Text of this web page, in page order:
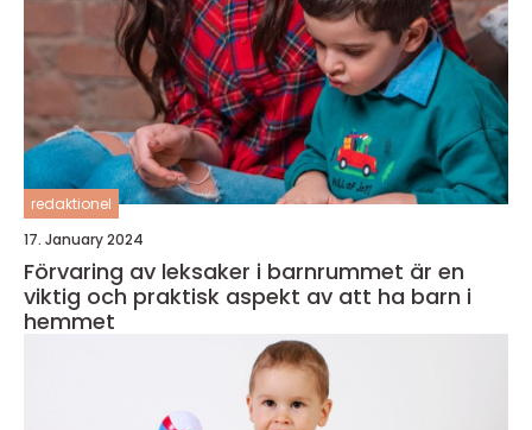
redaktionel
17. January 2024
Förvaring av leksaker i barnrummet är en
viktig och praktisk aspekt av att ha barn i
hemmet